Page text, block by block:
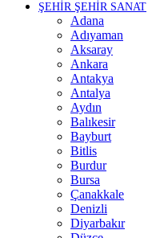
ŞEHİR ŞEHİR SANAT
Adana
Adıyaman
Aksaray
Ankara
Antakya
Antalya
Aydın
Balıkesir
Bayburt
Bitlis
Burdur
Bursa
Çanakkale
Denizli
Diyarbakır